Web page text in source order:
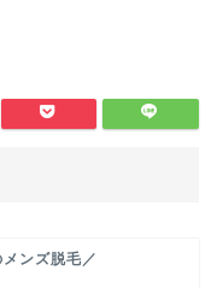
ンズ脱毛／